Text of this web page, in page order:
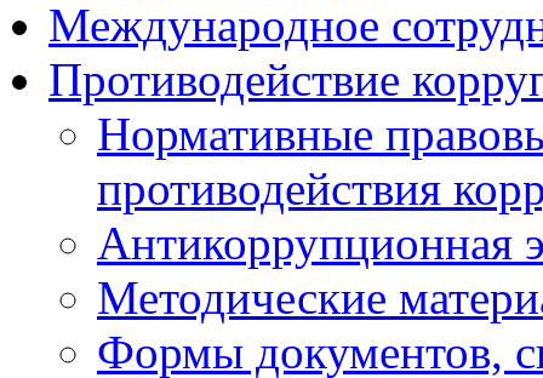
Международное
Противодействие
Нормативные
противодействия
Антикоррупционная
Методические
Формы документов,